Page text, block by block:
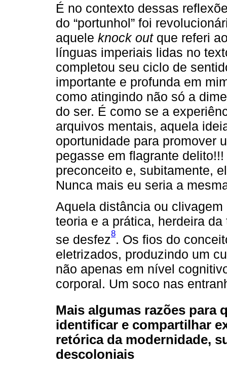
É no contexto dessas
do “portunhol” foi
aquele knock outque referi
línguas imperiais lidas no
completou seu ciclo de
importante e profunda em
como atingindo não só a
do ser. É como se a
arquivos mentais, aquela
oportunidade para promover
pegasse em flagrante
preconceito e, subitamente,
Nunca mais eu seria a
Aquela distância ou
teoria e a prática, herdeira
se desfez8. Os fios do
eletrizados, produzindo um
não apenas em nível
corporal. Um soco nas
Mais algumas razões para
identificar e compartilhar
retórica da modernidade,
descoloniais